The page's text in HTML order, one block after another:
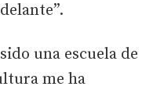
una escuela de
me ha